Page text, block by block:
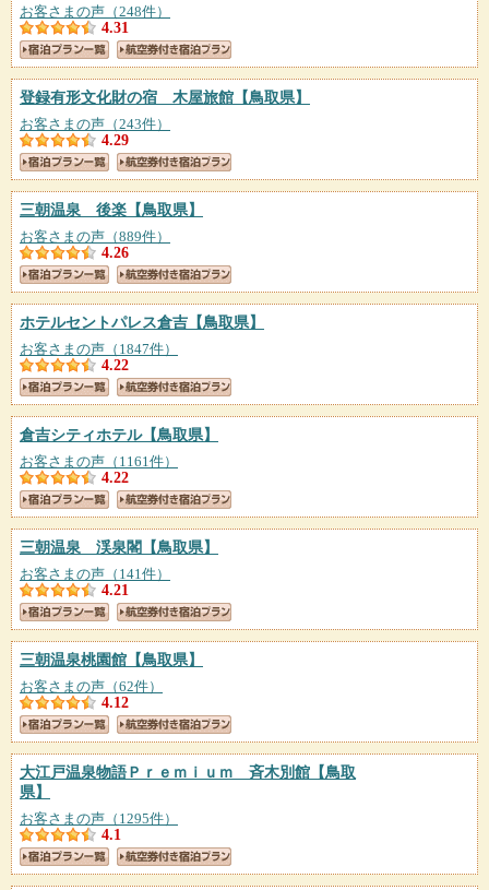
お客さまの声（248件）
4.31
登録有形文化財の宿 木屋旅館 【鳥取県】
お客さまの声（243件）
4.29
三朝温泉 後楽 【鳥取県】
お客さまの声（889件）
4.26
ホテルセントパレス倉吉 【鳥取県】
お客さまの声（1847件）
4.22
倉吉シティホテル【鳥取県】
お客さまの声（1161件）
4.22
三朝温泉 渓泉閣 【鳥取県】
お客さまの声（141件）
4.21
三朝温泉桃園館 【鳥取県】
お客さまの声（62件）
4.12
大江戸温泉物語Ｐｒｅｍｉｕｍ 斉木別館 【鳥取
県】
お客さまの声（1295件）
4.1